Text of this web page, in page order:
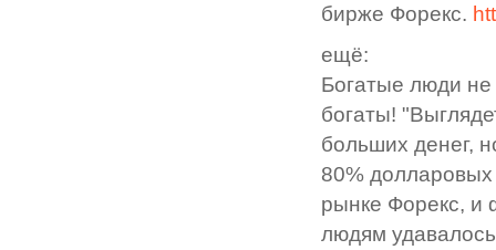
бирже Форекс.
ещё:
Богатые люди не
богаты!
больших денег,
80% долларовых
рынке Форекс, и
людям